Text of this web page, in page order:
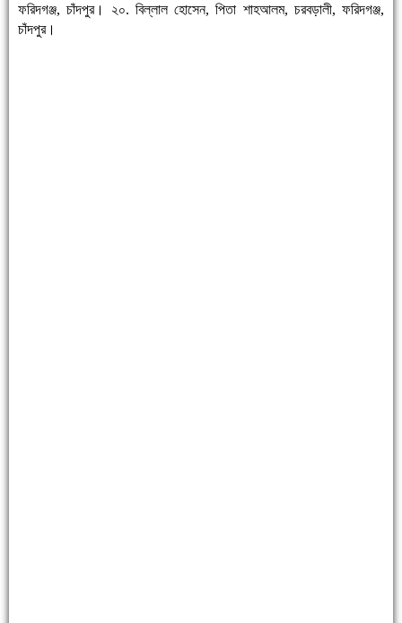
ফরিদগঞ্জ, চাঁদপুর। ২০. বিল্লাল হোসেন, পিতা শাহআলম, চরবড়ালী, ফরিদগঞ্জ,
চাঁদপুর।